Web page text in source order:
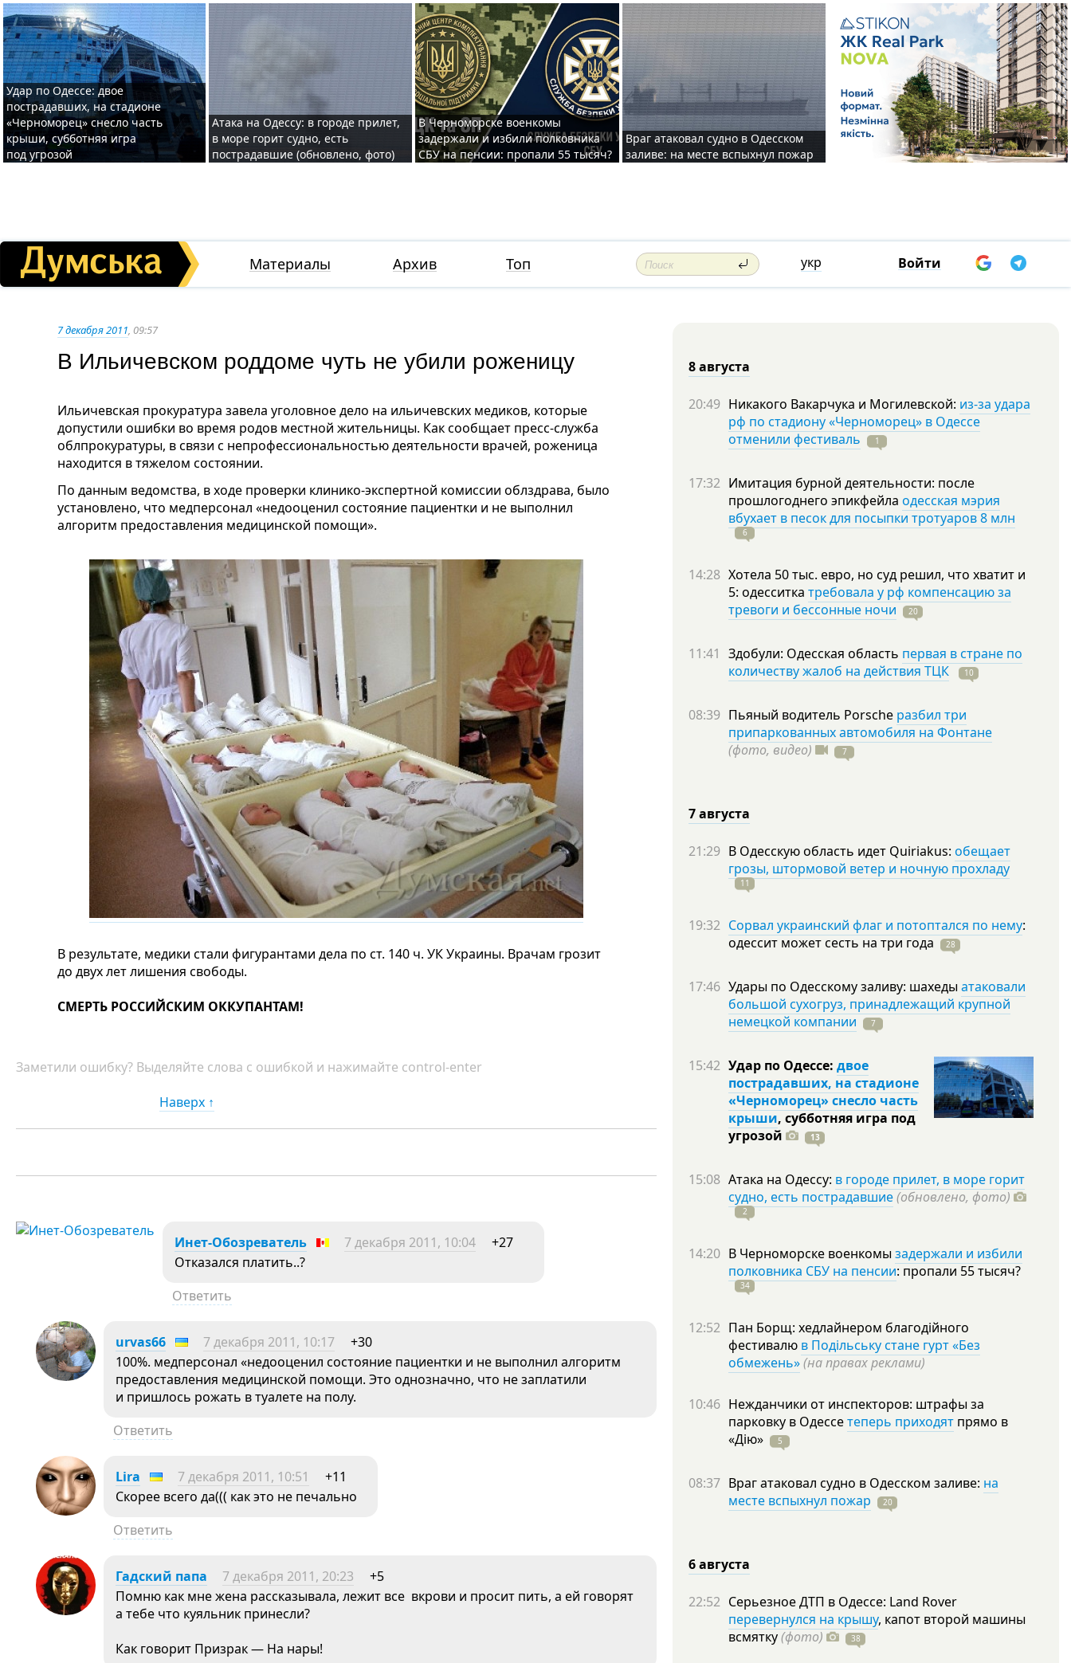
Удар по Одессе: двое
пострадавших, на стадионе
«Черноморец» снесло часть
крыши, субботняя игра
под угрозой
Атака на Одессу: в городе прилет,
в море горит судно, есть
пострадавшие (обновлено, фото)
В Черноморске военкомы
задержали и избили полковника
СБУ на пенсии: пропали 55 тысяч?
Враг атаковал судно в Одесском
заливе: на месте вспыхнул пожар
Материалы Архив Топ укр Войти
7 декабря 2011, 09:57
В Ильичевском роддоме чуть не убили роженицу
Ильичевская прокуратура завела уголовное дело на ильичевских медиков, которые
допустили ошибки во время родов местной жительницы. Как сообщает пресс-служба
облпрокуратуры, в связи с непрофессиональностью деятельности врачей, роженица
находится в тяжелом состоянии.
По данным ведомства, в ходе проверки клинико-экспертной комиссии облздрава, было
установлено, что медперсонал «недооценил состояние пациентки и не выполнил
алгоритм предоставления медицинской помощи».
В результате, медики стали фигурантами дела по ст. 140 ч. УК Украины. Врачам грозит
до двух лет лишения свободы.
СМЕРТЬ РОССИЙСКИМ ОККУПАНТАМ!
Заметили ошибку? Выделяйте слова с ошибкой и нажимайте control-enter
Наверх ↑
Инет-Oбозреватель 7 декабря 2011, 10:04
+27
Отказался платить..?
Ответить
urvas66 7 декабря 2011, 10:17
+30
100%. медперсонал «недооценил состояние пациентки и не выполнил алгоритм
предоставления медицинской помощи. Это однозначно, что не заплатили
и пришлось рожать в туалете на полу.
Ответить
Lira 7 декабря 2011, 10:51
+11
Скорее всего да((( как это не печально
Ответить
Гадский папа 7 декабря 2011, 20:23
+5
Помню как мне жена рассказывала, лежит все вкрови и просит пить, а ей говорят
а тебе что куяльник принесли?
Как говорит Призрак — На нары!
8 августа
20:49 Никакого Вакарчука и Могилевской: из-за удара
рф по стадиону «Черноморец» в Одессе
отменили фестиваль
1
17:32 Имитация бурной деятельности: после
прошлогоднего эпикфейла одесская мэрия
вбухает в песок для посыпки тротуаров 8 млн
6
14:28 Хотела 50 тыс. евро, но суд решил, что хватит и
5: одесситка требовала у рф компенсацию за
тревоги и бессонные ночи
20
11:41 Здобули: Одесская область первая в стране по
количеству жалоб на действия ТЦК
10
08:39 Пьяный водитель Porsche разбил три
припаркованных автомобиля на Фонтане
(фото, видео)
7
7 августа
21:29 В Одесскую область идет Quiriakus: обещает
грозы, штормовой ветер и ночную прохладу
11
19:32 Сорвал украинский флаг и потоптался по нему:
одессит может сесть на три года 28
17:46 Удары по Одесскому заливу: шахеды атаковали
большой сухогруз, принадлежащий крупной
немецкой компании
7
15:42 Удар по Одессе: двое
пострадавших, на стадионе
«Черноморец» снесло часть
крыши, субботняя игра под
угрозой
13
15:08 Атака на Одессу: в городе прилет, в море горит
судно, есть пострадавшие(обновлено, фото)
2
14:20 В Черноморске военкомы задержали и избили
полковника СБУ на пенсии: пропали 55тысяч?
34
12:52 Пан Борщ: хедлайнером благодійного
фестивалю в Подільську стане гурт «Без
обмежень»(на правах реклами)
10:46 Нежданчики от инспекторов: штрафы за
парковку в Одессетеперь приходят прямо в
«Дію»
5
08:37 Враг атаковал судно в Одесском заливе: на
месте вспыхнул пожар
20
6 августа
22:52 Серьезное ДТП в Одессе: Land Rover
перевернулся на крышу, капот второй машины
всмятку(фото) 38